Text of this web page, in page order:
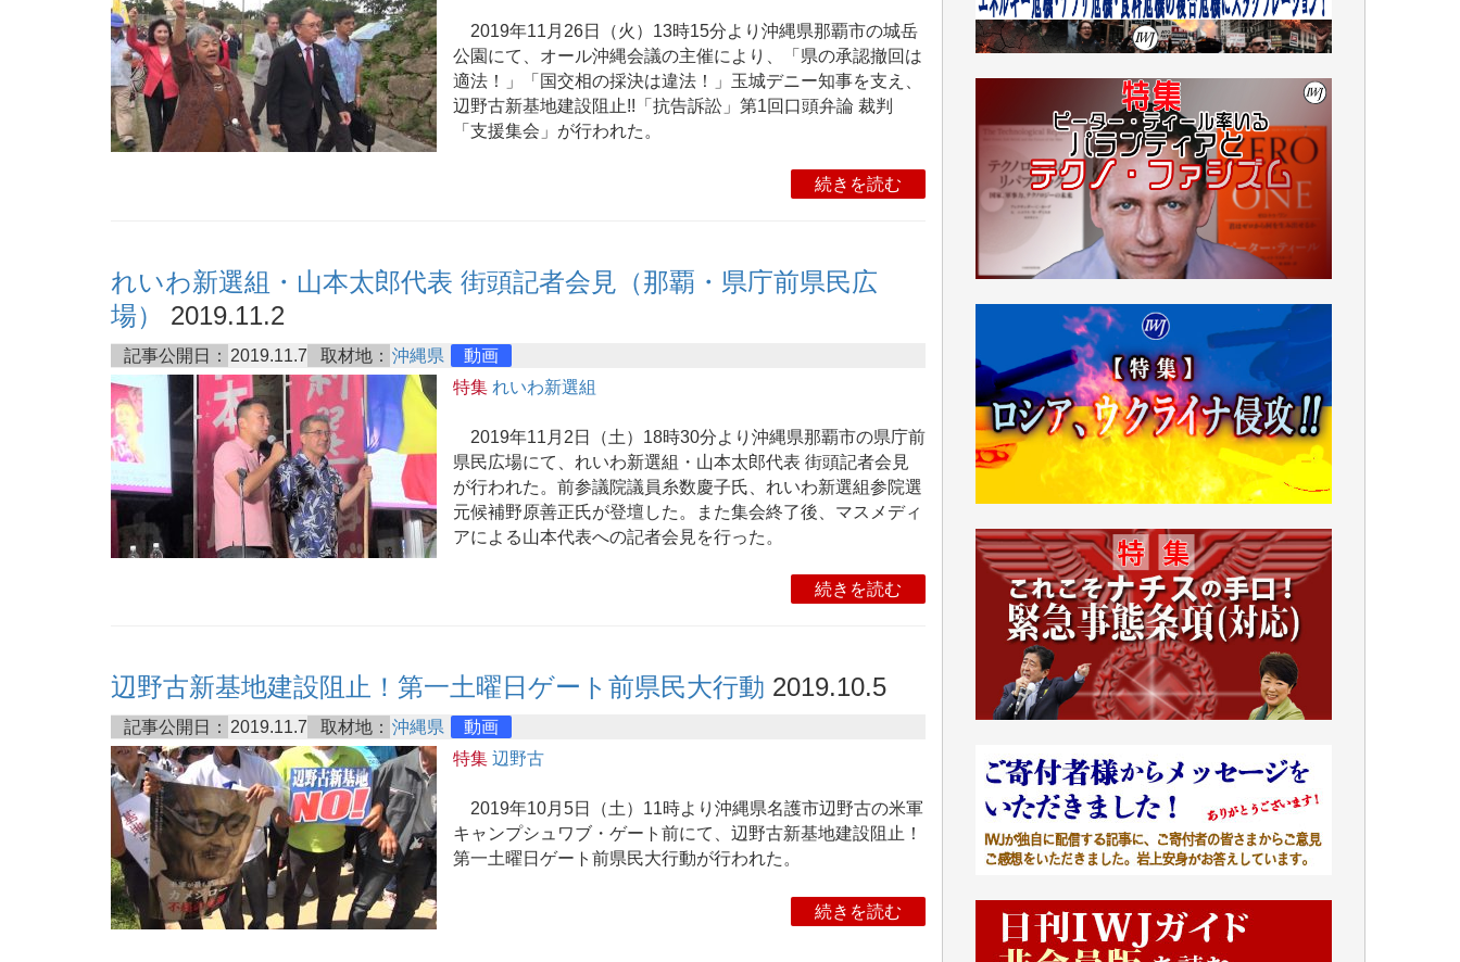
2019年11月26日（火）13時15分より沖縄県那覇市の城岳
公園にて、オール沖縄会議の主催により、「県の承認撤回は
適法！」「国交相の採決は違法！」玉城デニー知事を支え、
辺野古新基地建設阻止!!「抗告訴訟」第1回口頭弁論 裁判
「支援集会」が行われた。
続きを読む
れいわ新選組・山本太郎代表 街頭記者会見（那覇・県庁前県民広
場）
2019.11.2
記事公開日： 2019.11.7 取材地： 沖縄県
動画
特集 れいわ新選組
2019年11月2日（土）18時30分より沖縄県那覇市の県庁前
県民広場にて、れいわ新選組・山本太郎代表 街頭記者会見
が行われた。前参議院議員糸数慶子氏、れいわ新選組参院選
元候補野原善正氏が登壇した。また集会終了後、マスメディ
アによる山本代表への記者会見を行った。
続きを読む
辺野古新基地建設阻止！第一土曜日ゲート前県民大行動 2019.10.5
記事公開日： 2019.11.7 取材地： 沖縄県
動画
特集 辺野古
2019年10月5日（土）11時より沖縄県名護市辺野古の米軍
キャンプシュワブ・ゲート前にて、辺野古新基地建設阻止！
第一土曜日ゲート前県民大行動が行われた。
続きを読む